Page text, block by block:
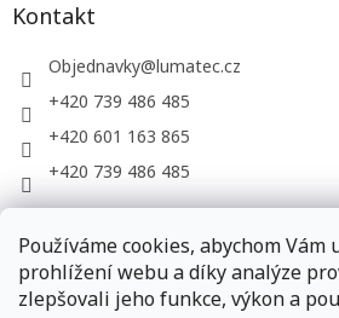
Používáme cookies, abychom
prohlížení webu a díky analýze
zlepšovali jeho funkce, výkon a
Kontakt
Objednavky@lumatec.cz
+420 739 486 485
+420 601 163 865
+420 739 486 485
LUMATEC, s.r.o. - web